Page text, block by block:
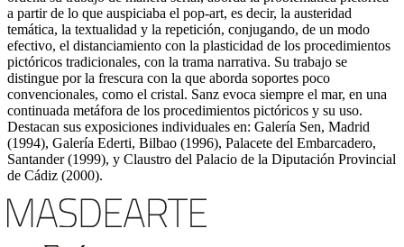
a partir de lo que auspiciaba el pop-art, es decir, la austeridad
temática, la textualidad y la repetición, conjugando, de un modo
efectivo, el distanciamiento con la plasticidad de los procedimientos
pictóricos tradicionales, con la trama narrativa. Su trabajo se
distingue por la frescura con la que aborda soportes poco
convencionales, como el cristal. Sanz evoca siempre el mar, en una
continuada metáfora de los procedimientos pictóricos y su uso.
Destacan sus exposiciones individuales en: Galería Sen, Madrid
(1994), Galería Ederti, Bilbao (1996), Palacete del Embarcadero,
Santander (1999), y Claustro del Palacio de la Diputación Provincial
de Cádiz (2000).